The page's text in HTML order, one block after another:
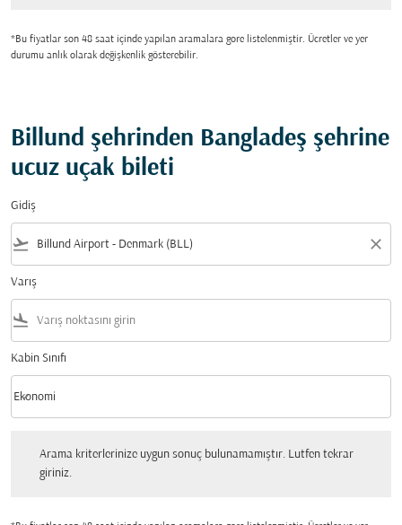
*Bu fiyatlar son 48 saat içinde yapılan aramalara gore listelenmiştir. Ücretler ve yer
durumu anlık olarak değişkenlik gösterebilir.
Billund şehrinden Bangladeş şehrine
ucuz uçak bileti
Gidiş
flight_takeoff close
Varış
flight_land
Kabin Sınıfı
Kabin Sınıfı option Ekonomi Selected
Ekonomi
keyboard_arrow_down
Arama kriterlerinize uygun sonuç bulunamamıştır. Lutfen tekrar
giriniz.